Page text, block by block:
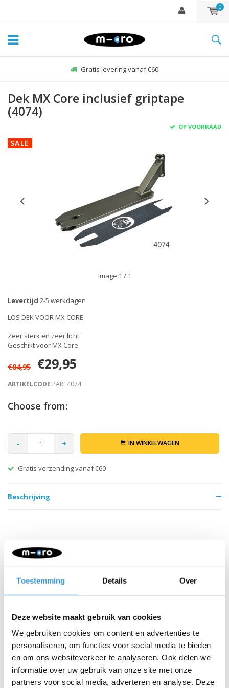
Toestemming Details Over
Deze website maakt gebruik van cookies
We gebruiken cookies om content en advertenties te
personaliseren, om functies voor social media te bieden
en om ons websiteverkeer te analyseren. Ook delen we
informatie over uw gebruik van onze site met onze
partners voor social media, adverteren en analyse. Deze
0
Gratis levering vanaf €60
Dek MX Core inclusief griptape
(4074)
OP VOORRAAD
SALE
Image 1 / 1
Levertijd 2-5 werkdagen
LOS DEK VOOR MX CORE
Zeer sterk en zeer licht
Geschikt voor MX Core
€84,95 €29,95
ARTIKELCODE PART4074
Choose from:
- + IN WINKELWAGEN
Gratis verzending vanaf €60
Beschrijving
Iets extra's erbij?
SALE